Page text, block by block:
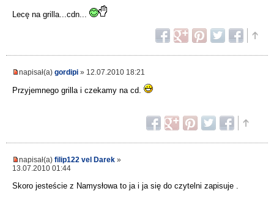
Lecę na grilla...cdn...
napisał(a) gordipi » 12.07.2010 18:21
Przyjemnego grilla i czekamy na cd.
napisał(a) filip122 vel Darek »
13.07.2010 01:44
Skoro jesteście z Namysłowa to ja i ja się do czytelni zapisuje .